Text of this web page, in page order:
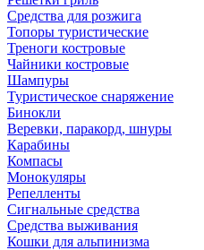
Средства для розжига
Топоры туристические
Треноги костровые
Чайники костровые
Шампуры
Туристическое снаряжение
Бинокли
Веревки, паракорд, шнуры
Карабины
Компасы
Монокуляры
Репелленты
Сигнальные средства
Средства выживания
Кошки для альпинизма